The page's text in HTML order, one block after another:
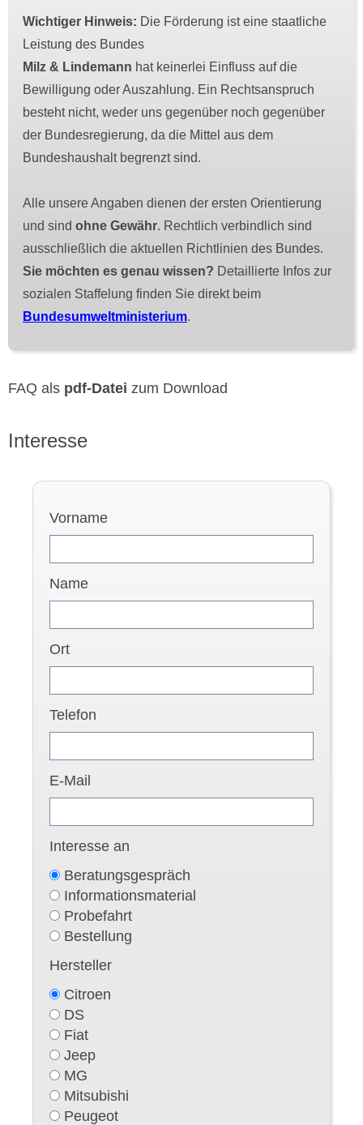
Wichtiger Hinweis: Die Förderung ist eine staatliche
Leistung des Bundes
Milz & Lindemann hat keinerlei Einfluss auf die
Bewilligung oder Auszahlung. Ein Rechtsanspruch
besteht nicht, weder uns gegenüber noch gegenüber
der Bundesregierung, da die Mittel aus dem
Bundeshaushalt begrenzt sind.
Alle unsere Angaben dienen der ersten Orientierung
und sind ohne Gewähr. Rechtlich verbindlich sind
ausschließlich die aktuellen Richtlinien des Bundes.
Sie möchten es genau wissen? Detaillierte Infos zur
sozialen Staffelung finden Sie direkt beim
Bundesumweltministerium.
FAQ als pdf-Datei zum Download
Interesse
Vorname
Name
Ort
Telefon
E-Mail
Interesse an
Beratungsgespräch
Informationsmaterial
Probefahrt
Bestellung
Hersteller
Citroen
DS
Fiat
Jeep
MG
Mitsubishi
Peugeot